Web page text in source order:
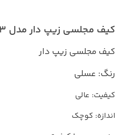
کیف مجلسی زیپ دار مدل mrch1383
کیف مجلسی زیپ دار
رنگ: عسلی
کیفیت: عالی
اندازه: کوچک